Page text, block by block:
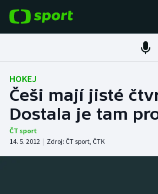
Fotbal
Hokej
Tenis
Atletika
HOKEJ
Češi mají jisté
Dostala je tam
ČT sport
14. 5. 2012 | Zdroj: ČT sport, ČTK